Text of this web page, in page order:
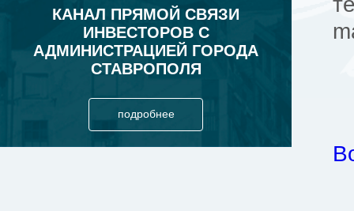
КАНАЛ ПРЯМОЙ СВЯЗИ
ИНВЕСТОРОВ С
АДМИНИСТРАЦИЕЙ ГОРОДА
СТАВРОПОЛЯ
подробнее